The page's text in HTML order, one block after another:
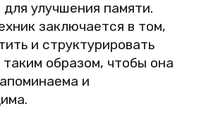
улучшения памяти.
заключается в том,
и структурировать
образом, чтобы она
и